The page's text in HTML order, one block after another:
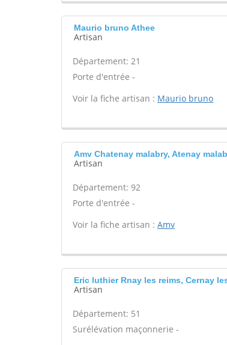
Maurio bruno Athee
Artisan
Département: 21
Porte d'entrée -
Voir la fiche artisan : Maurio bruno
Amv Chatenay malabry, Atenay
Artisan
Département: 92
Porte d'entrée -
Voir la fiche artisan : Amv
Eric luthier Rnay les reims, Cernay
Artisan
Département: 51
Surélévation maçonnerie -